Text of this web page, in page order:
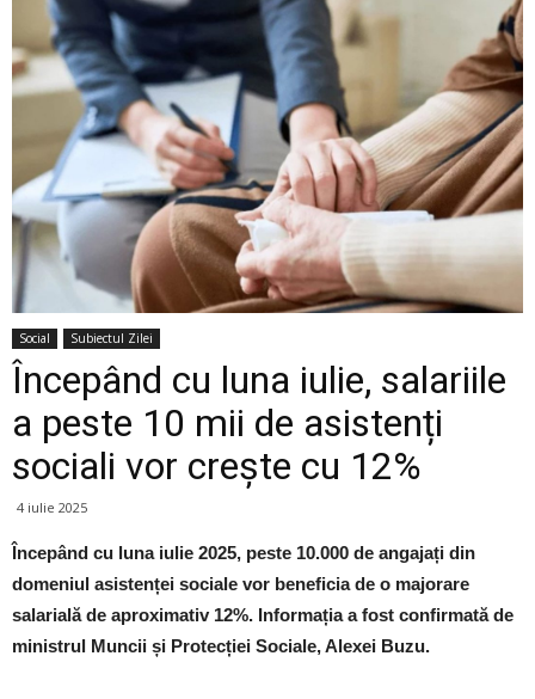
Social Subiectul Zilei
Începând cu luna iulie, salariile
a peste 10 mii de asistenți
sociali vor crește cu 12%
4 iulie 2025
Începând cu luna iulie 2025, peste 10.000 de angajați din
domeniul asistenței sociale vor beneficia de o majorare
salarială de aproximativ 12%. Informația a fost confirmată de
ministrul Muncii și Protecției Sociale, Alexei Buzu.